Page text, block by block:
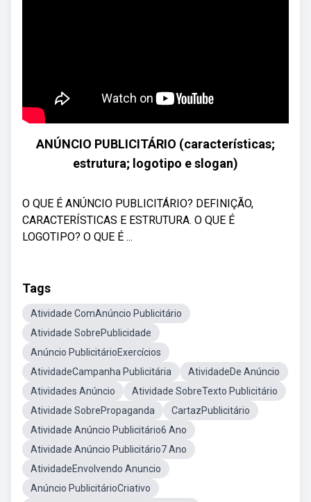
ANÚNCIO PUBLICITÁRIO (características;
estrutura; logotipo e slogan)
O QUE É ANÚNCIO PUBLICITÁRIO? DEFINIÇÃO,
CARACTERÍSTICAS E ESTRUTURA. O QUE É
LOGOTIPO? O QUE É ...
Tags
Atividade ComAnúncio Publicitário
Atividade SobrePublicidade
Anúncio PublicitárioExercícios
AtividadeCampanha Publicitária
AtividadeDe Anúncio
Atividades Anúncio
Atividade SobreTexto Publicitário
Atividade SobrePropaganda
CartazPublicitário
Atividade Anúncio Publicitário6 Ano
Atividade Anúncio Publicitário7 Ano
AtividadeEnvolvendo Anuncio
Anúncio PublicitárioCriativo